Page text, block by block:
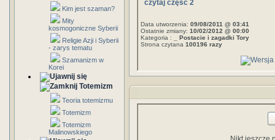
Kim jest szaman?
Mity
kosmogoniczne Syberii
Religie Azji i Syberii
- zarys tematu
Szamanizm w
Korei
Totemizm
Teoria totemizmu
Totemizm
Totemizm
Malinowskiego
czytaj część 2
Data utworzenia: 09/08/2011 @ 03:41
Ostatnie zmiany: 10/02/2012 @ 00:00
Kategoria :
_ Postacie i zagadki Tory
Strona czytana 100196 razy